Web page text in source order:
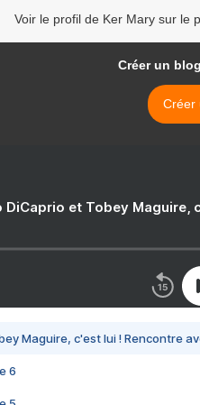
Voir le profil de Ker Mary sur le
Créer un
Créer
DiCaprio et Tobey
Maguire, c'est lui ! Rencontre
6